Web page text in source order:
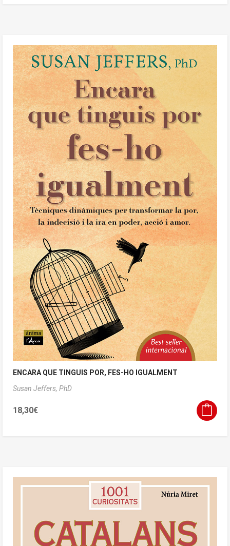
ENCARA QUE TINGUIS POR, FES-HO IGUALMENT
Susan Jeffers, PhD
18,30€